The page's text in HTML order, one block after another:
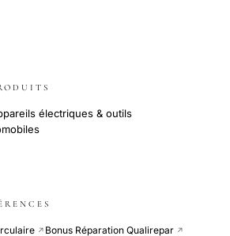
électriques & outils
↗ Bonus Réparation Qualirepar ↗